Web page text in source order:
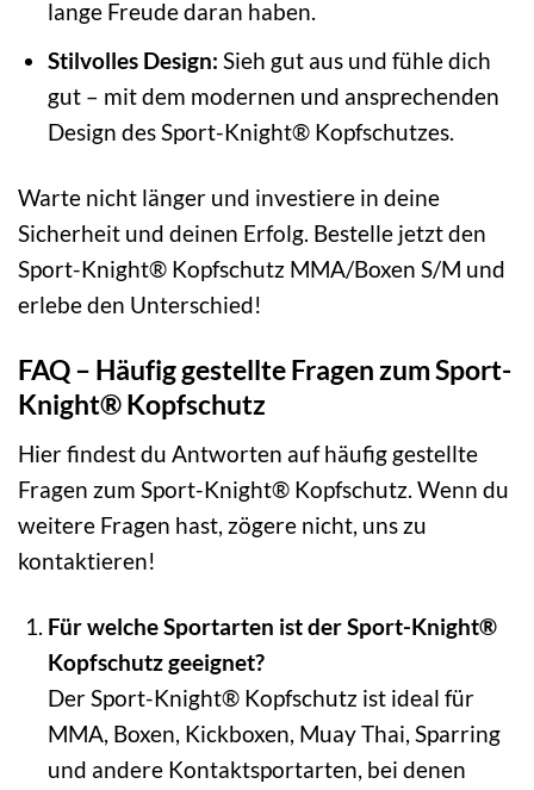
lange Freude daran haben.
Stilvolles Design: Sieh gut aus und fühle dich
gut – mit dem modernen und ansprechenden
Design des Sport-Knight® Kopfschutzes.
Warte nicht länger und investiere in deine
Sicherheit und deinen Erfolg. Bestelle jetzt den
Sport-Knight® Kopfschutz MMA/Boxen S/M und
erlebe den Unterschied!
FAQ – Häufig gestellte Fragen zum Sport-
Knight® Kopfschutz
Hier findest du Antworten auf häufig gestellte
Fragen zum Sport-Knight® Kopfschutz. Wenn du
weitere Fragen hast, zögere nicht, uns zu
kontaktieren!
Für welche Sportarten ist der Sport-Knight®
Kopfschutz geeignet?
Der Sport-Knight® Kopfschutz ist ideal für
MMA, Boxen, Kickboxen, Muay Thai, Sparring
und andere Kontaktsportarten, bei denen